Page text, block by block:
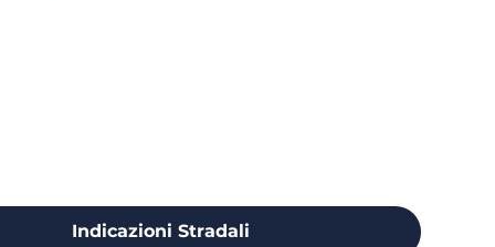
Indicazioni Stradali